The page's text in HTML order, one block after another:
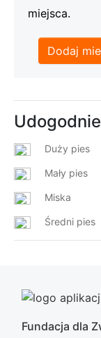
miejsca.
Dodaj
Duży pies
Mały pies
Miska
Średni pies
Fundacja dla